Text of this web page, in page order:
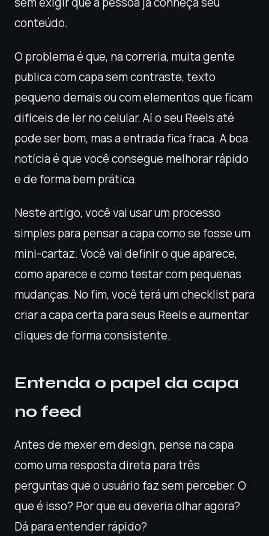
conteúdo.
O problema é que, na correria, muita gente
publica com capa sem contraste, texto
pequeno demais ou com elementos que ficam
difíceis de ler no celular. Aí o seu Reels até
pode ser bom, mas a entrada fica fraca. A boa
notícia é que você consegue melhorar rápido
e de forma bem prática.
Neste artigo, você vai usar um processo
simples para pensar a capa como se fosse um
mini-cartaz. Você vai definir o que aparece,
como aparece e como testar com pequenas
mudanças. No fim, você terá um checklist para
criar a capa certa para seus Reels e aumentar
cliques de forma consistente.
Entenda o papel da capa
no feed
Antes de mexer em design, pense na capa
como uma resposta direta para três
perguntas que o usuário faz sem perceber. O
que é isso? Por que eu deveria olhar agora?
Dá para entender rápido?